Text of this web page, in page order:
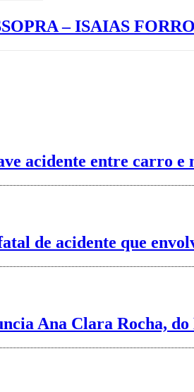
– ISAIAS
acidente entre carro e
de acidente que
Ana Clara Rocha,